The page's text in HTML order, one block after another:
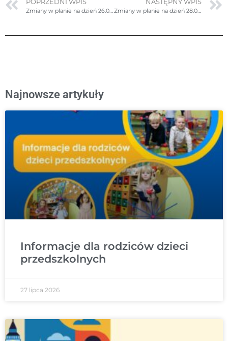
POPRZEDNI WPIS
Zmiany w planie na dzień 26.05.2026r. (wtorek)
NASTĘPNY WPIS
Zmiany w planie na dzień 28.05.2026r. (czwartek)
Najnowsze artykuły
Informacje dla rodziców dzieci
przedszkolnych
27 lipca 2026